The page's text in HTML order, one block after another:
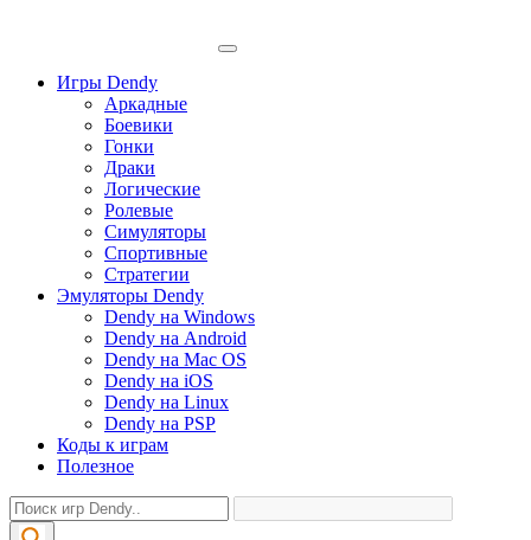
Игры Dendy
Аркадные
Боевики
Гонки
Драки
Логические
Ролевые
Симуляторы
Спортивные
Стратегии
Эмуляторы Dendy
Dendy на Windows
Dendy на Android
Dendy на Mac OS
Dendy на iOS
Dendy на Linux
Dendy на PSP
Коды к играм
Полезное